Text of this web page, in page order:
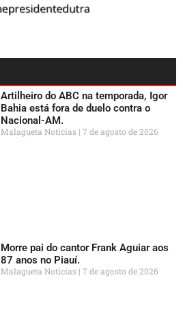
Artilheiro do ABC na temporada, Igor
Bahia está fora de duelo contra o
Nacional-AM.
Malagueta Notícias 7 de agosto de 2026
Morre pai do cantor Frank Aguiar aos
87 anos no Piauí.
Malagueta Notícias 7 de agosto de 2026